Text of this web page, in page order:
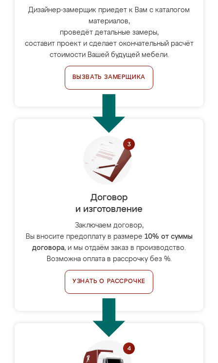
Дизайнер-замерщик приедет к Вам с каталогом
материалов,
проведёт детальные замеры,
составит проект и сделает окончательный расчёт
стоимости Вашей будущей мебели.
ВЫЗВАТЬ ЗАМЕРЩИКА
Договор
и изготовление
Заключаем договор,
Вы вносите предоплату в размере 10% от суммы
договора, и мы отдаём заказ в производство.
Возможна оплата в рассрочку без %.
УЗНАТЬ О РАССРОЧКЕ